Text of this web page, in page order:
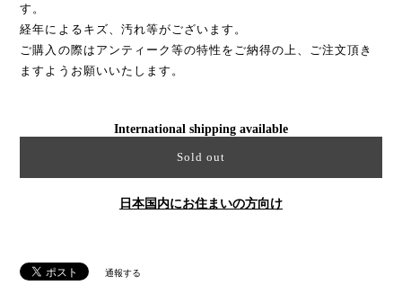
す。
経年によるキズ、汚れ等がございます。
ご購入の際はアンティーク等の特性をご納得の上、ご注文頂き
ますようお願いいたします。
International shipping available
Sold out
日本国内にお住まいの方向け
通報する